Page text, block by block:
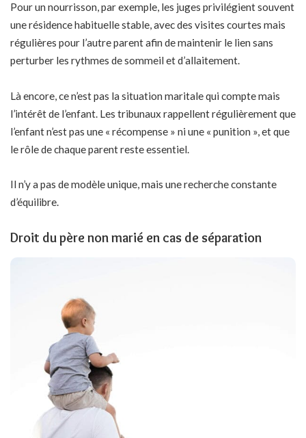
Pour un nourrisson, par exemple, les juges privilégient souvent
une résidence habituelle stable, avec des visites courtes mais
régulières pour l’autre parent afin de maintenir le lien sans
perturber les rythmes de sommeil et d’allaitement.
Là encore, ce n’est pas la situation maritale qui compte mais
l’intérêt de l’enfant. Les tribunaux rappellent régulièrement que
l’enfant n’est pas une « récompense » ni une « punition », et que
le rôle de chaque parent reste essentiel.
Il n’y a pas de modèle unique, mais une recherche constante
d’équilibre.
Droit du père non marié en cas de séparation